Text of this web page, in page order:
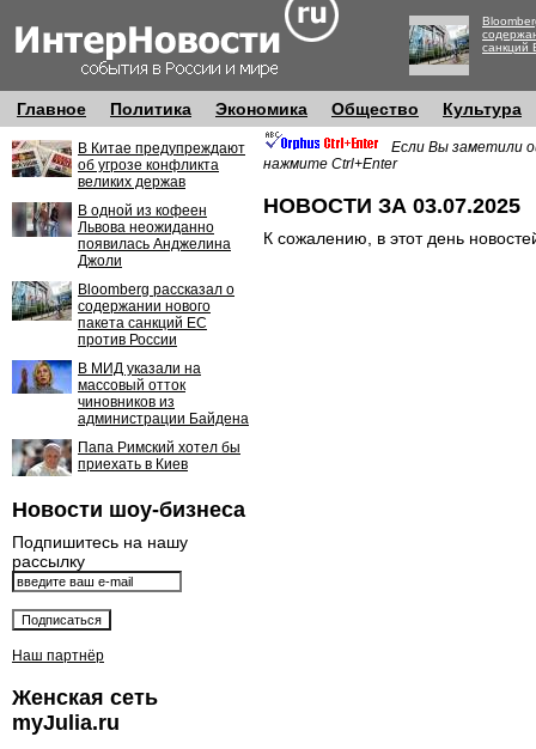
санкций
Главное Политика Экономика Общество Культура
В Китае предупреждают
об угрозе конфликта
великих держав
В одной из кофеен
Львова неожиданно
появилась Анджелина
Джоли
Bloomberg рассказал о
содержании нового
пакета санкций ЕС
против России
В МИД указали на
массовый отток
чиновников из
администрации Байдена
Папа Римский хотел бы
приехать в Киев
Новости шоу-бизнеса
Подпишитесь на нашу
рассылку
Наш партнёр
Женская сеть
myJulia.ru
Если Вы заметили
нажмите Ctrl+Enter
НОВОСТИ ЗА 03.07.2025
К сожалению, в этот день